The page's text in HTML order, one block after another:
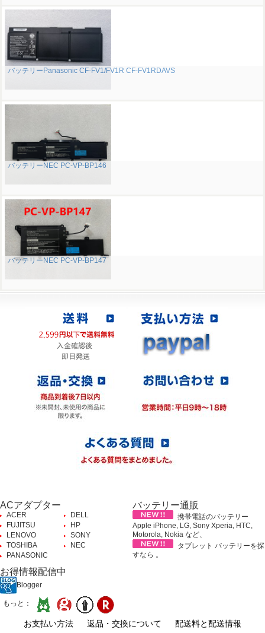
バッテリーPanasonic CF-FV1/FV1R CF-FV1RDAVS
バッテリーNEC PC-VP-BP146
バッテリーNEC PC-VP-BP147
ACアダプター
ACER
DELL
FUJITSU
HP
LENOVO
SONY
TOSHIBA
NEC
PANASONIC
バッテリー通販
携帯電話のバッテリー
Apple iPhone, LG, Sony Xperia, HTC,
Motorola, Nokia など、
タブレット バッテリーを探
すなら 。
お得情報配信中
Blogger
もっと：
お支払い方法 返品・交換について 配送料と配送情報